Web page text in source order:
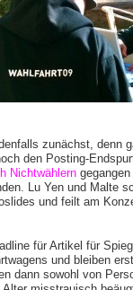
zunächst, denn
den Posting-
Nichtwählern
Lu Yen und Malte
und feilt am
für Artikel für
und bleiben
dann sowohl von